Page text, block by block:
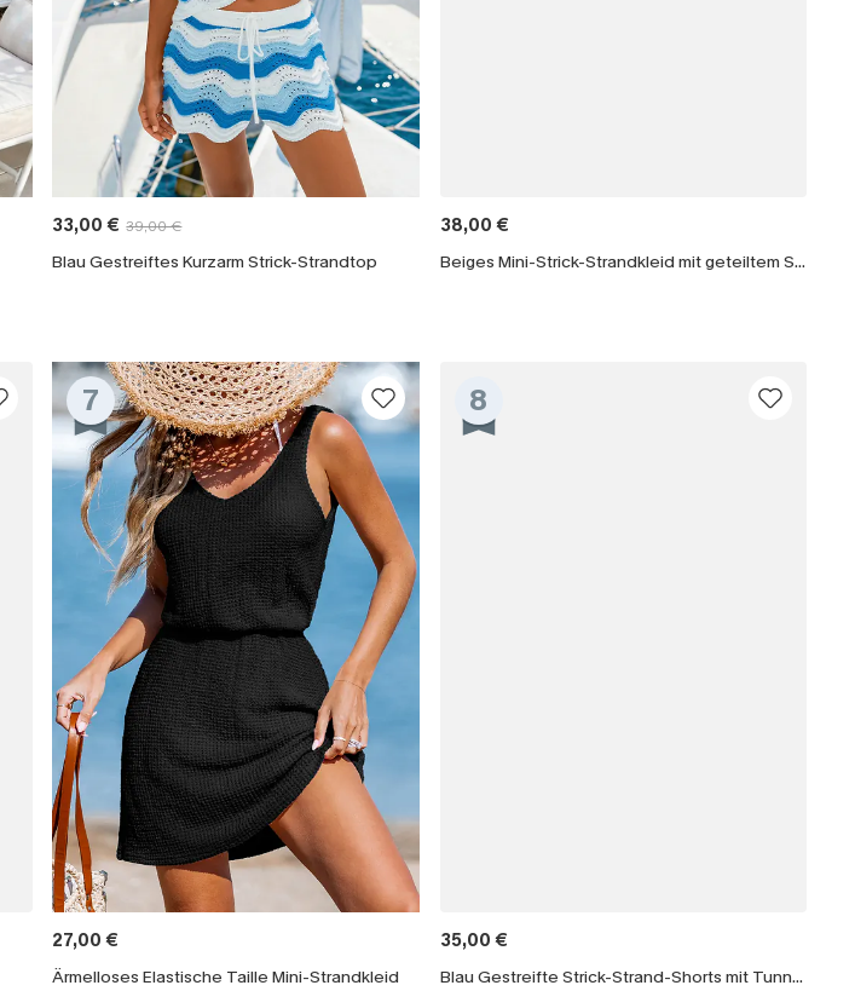
33,00 € 39,00 €
Blau Gestreiftes Kurzarm Strick-Strandtop
38,00 €
Beiges Mini-Strick-Strandkleid mit geteiltem Saum
7
27,00 €
Ärmelloses Elastische Taille Mini-Strandkleid
8
35,00 €
Blau Gestreifte Strick-Strand-Shorts mit Tunnelzug